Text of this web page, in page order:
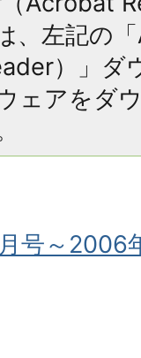
、左記の
）」ダ
ェアをダ
号～2006